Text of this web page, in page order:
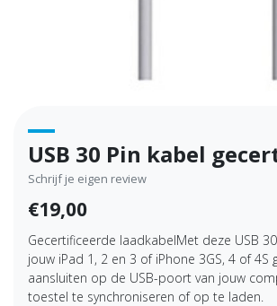
USB 30 Pin kabel
Schrijf je eigen review
€19,00
Gecertificeerde laadkabelMet deze USB
jouw iPad 1, 2 en 3 of iPhone 3GS, 4 of 4S
aansluiten op de USB-poort van jouw
toestel te synchroniseren of op te laden.